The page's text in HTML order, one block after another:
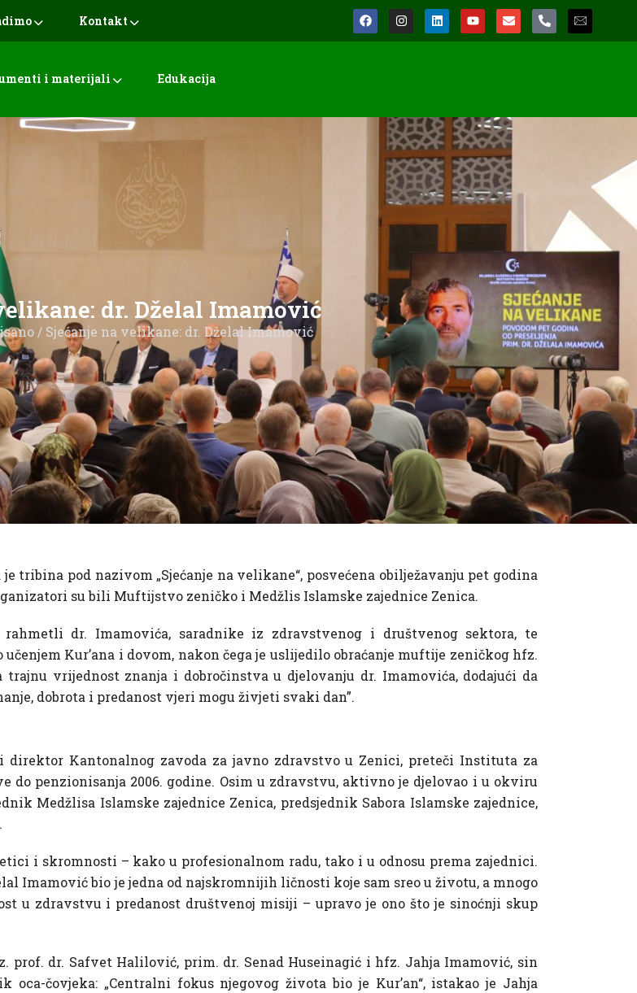
Kontakt
i materijali Edukacija
dr. Dželal Imamović
/ Sjećanje na velikane: dr. Dželal Imamović
tribina pod nazivom „Sjećanje na velikane“, posvećena obilježavanju pet godina
su bili Muftijstvo zeničko i Medžlis Islamske zajednice Zenica.
dr. Imamovića, saradnike iz zdravstvenog i društvenog sektora, te
Kur’ana i dovom, nakon čega je uslijedilo obraćanje muftije zeničkog hfz.
vrijednost znanja i dobročinstva u djelovanju dr. Imamovića, dodajući da
dobrota i predanost vjeri mogu živjeti svaki dan”.
Kantonalnog zavoda za javno zdravstvo u Zenici, preteči Instituta za
do penzionisanja 2006. godine. Osim u zdravstvu, aktivno je djelovao i u okviru
Medžlisa Islamske zajednice Zenica, predsjednik Sabora Islamske zajednice,
i skromnosti – kako u profesionalnom radu, tako i u odnosu prema zajednici.
Imamović bio je jedna od najskromnijih ličnosti koje sam sreo u životu, a mnogo
u zdravstvu i predanost društvenoj misiji – upravo je ono što je sinoćnji skup
prof. dr. Safvet Halilović, prim. dr. Senad Huseinagić i hfz. Jahja Imamović, sin
čovjeka: „Centralni fokus njegovog života bio je Kur’an“, istakao je Jahja